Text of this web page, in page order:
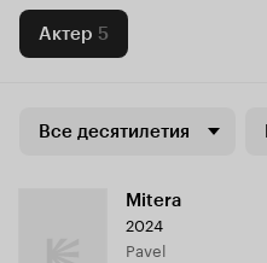
Актер 5
Все десятилетия
Mitera
2024
Pavel